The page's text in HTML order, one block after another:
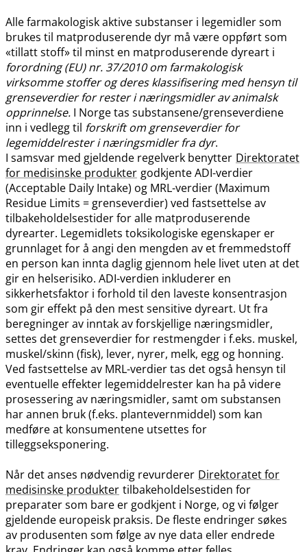
Alle farmakologisk aktive substanser i legemidler som
brukes til matproduserende dyr må være oppført som
«tillatt stoff» til minst en matproduserende dyreart i
forordning (EU) nr. 37/2010 om farmakologisk
virksomme stoffer og deres klassifisering med hensyn til
grenseverdier for rester i næringsmidler av animalsk
opprinnelse. I Norge tas substansene​/​grenseverdiene
inn i vedlegg til forskrift om grenseverdier for
legemiddelrester i næringsmidler fra dyr.
I samsvar med gjeldende regelverk benytter Direktoratet
for medisinske produkter godkjente ADI-verdier
(Acceptable Daily Intake) og MRL-verdier (Maximum
Residue Limits = grenseverdier) ved fastsettelse av
tilbakeholdelsestider for alle matproduserende
dyrearter. Legemidlets toksikologiske egenskaper er
grunnlaget for å angi den mengden av et fremmedstoff
en person kan innta daglig gjennom hele livet uten at det
gir en helserisiko. ADI-verdien inkluderer en
sikkerhetsfaktor i forhold til den laveste konsentrasjon
som gir effekt på den mest sensitive dyreart. Ut fra
beregninger av inntak av forskjellige næringsmidler,
settes det grenseverdier for restmengder i f.eks. muskel,
muskel​/​skinn (fisk), lever, nyrer, melk, egg og honning.
Ved fastsettelse av MRL-verdier tas det også hensyn til
eventuelle effekter legemiddelrester kan ha på videre
prosessering av næringsmidler, samt om substansen
har annen bruk (f.eks. plantevernmiddel) som kan
medføre at konsumentene utsettes for
tilleggseksponering.
Når det anses nødvendig revurderer Direktoratet for
medisinske produkter tilbakeholdelsestiden for
preparater som bare er godkjent i Norge, og vi følger
gjeldende europeisk praksis. De fleste endringer søkes
av produsenten som følge av nye data eller endrede